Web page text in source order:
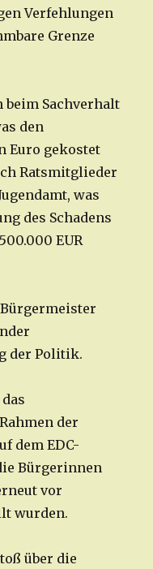
Verfehlungen
Grenze
beim Sachverhalt
den
Euro gekostet
Ratsmitglieder
was
des Schadens
EUR
der Politik.
der
dem EDC-
Bürgerinnen
vor
wurden.
über die